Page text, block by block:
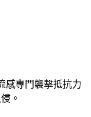
感專門襲擊抵抗力
。